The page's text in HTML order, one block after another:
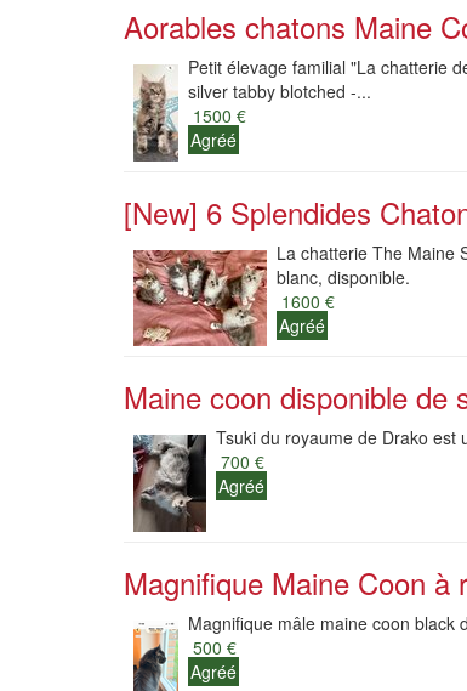
Aorables chatons Maine
Petit élevage familial "La chatterie
silver tabby blotched -...
1500 €
Agréé
[New] 6 Splendides
La chatterie The Maine
blanc, disponible.
1600 €
Agréé
Maine coon disponible de
Tsuki du royaume de Drako est
700 €
Agréé
Magnifique Maine Coon à
Magnifique mâle maine coon black
500 €
Agréé